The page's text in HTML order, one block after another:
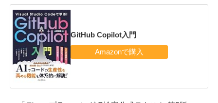
GitHub Copilot入門